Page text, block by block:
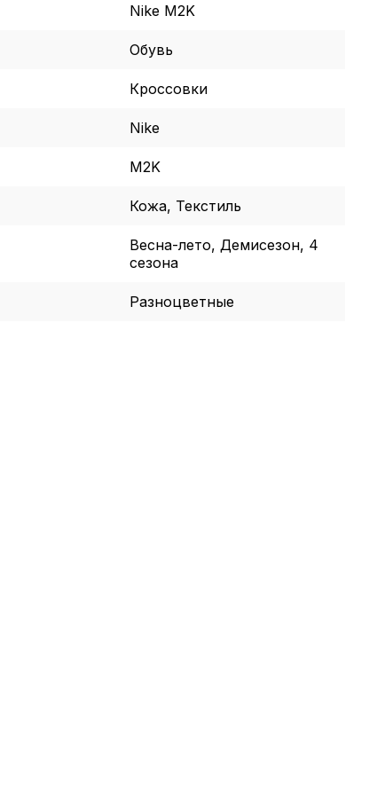
Nike M2K
Обувь
Кроссовки
Nike
M2K
Кожа, Текстиль
Весна-лето, Демисезон, 4
сезона
Разноцветные